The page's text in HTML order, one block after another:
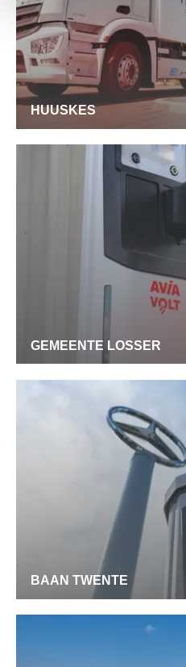
HUUSKES
GEMEENTE LOSSER
BAAN TWENTE